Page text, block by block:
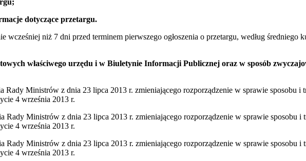
dotyczące przetargu.
niż 7 dni przed terminem pierwszego ogłoszenia o przetargu, według średniego
właściwego urzędu i w Biuletynie Informacji Publicznej oraz w sposób
Ministrów z dnia 23 lipca 2013 r. zmieniającego rozporządzenie w sprawie sposobu i
4 września 2013 r.
Ministrów z dnia 23 lipca 2013 r. zmieniającego rozporządzenie w sprawie sposobu i
4 września 2013 r.
Ministrów z dnia 23 lipca 2013 r. zmieniającego rozporządzenie w sprawie sposobu i
4 września 2013 r.